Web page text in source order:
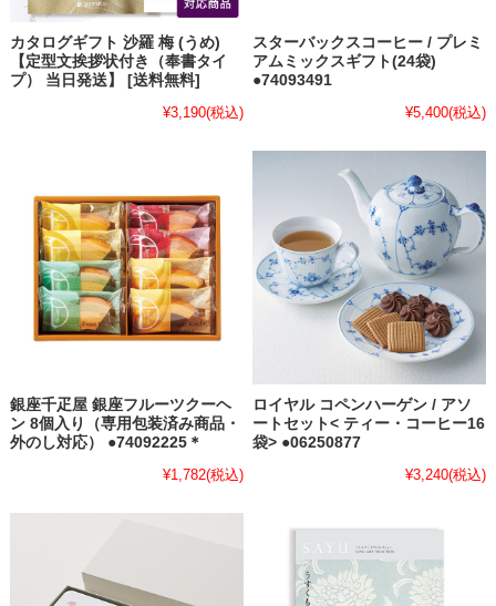
カタログギフト 沙羅 梅 (うめ)
【定型文挨拶状付き（奉書タイ
プ） 当日発送】 [送料無料]
¥3,190(税込)
スターバックスコーヒー / プレミ
アムミックスギフト(24袋)
●74093491
¥5,400(税込)
銀座千疋屋 銀座フルーツクーヘ
ン 8個入り（専用包装済み商品・
外のし対応） ●74092225＊
¥1,782(税込)
ロイヤル コペンハーゲン / アソ
ートセット< ティー・コーヒー16
袋> ●06250877
¥3,240(税込)